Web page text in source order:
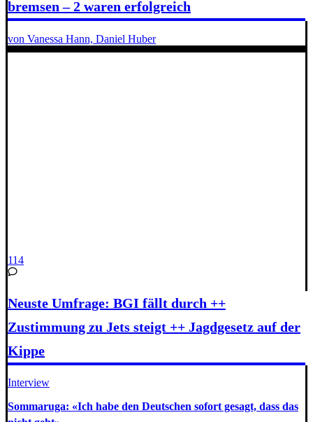
bremsen – 2 waren erfolgreich
von Vanessa Hann, Daniel Huber
114
Neuste Umfrage: BGI fällt durch ++
Zustimmung zu Jets steigt ++ Jagdgesetz auf der
Kippe
Interview
Sommaruga: «Ich habe den Deutschen sofort gesagt, dass das